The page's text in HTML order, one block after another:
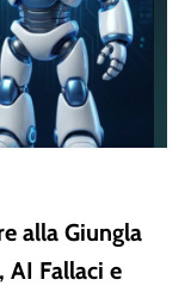
alla Giungla
AI Fallaci e